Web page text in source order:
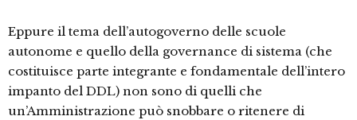
Eppure il tema dell’autogoverno delle scuole
autonome e quello della governance di sistema (che
costituisce parte integrante e fondamentale dell’intero
impanto del DDL) non sono di quelli che
un’Amministrazione può snobbare o ritenere di